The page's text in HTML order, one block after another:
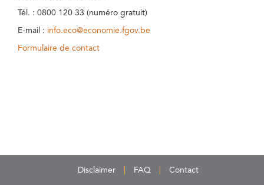
Tél. : 0800 120 33 (numéro gratuit)
E-mail : info.eco@economie.fgov.be
Formulaire de contact
Disclaimer FAQ Contact